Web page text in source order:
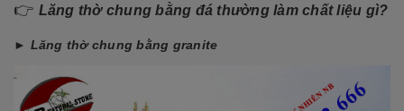
👉 Lăng thờ chung bằng đá thường làm chất liệu gì?
► Lăng thờ chung bằng granite